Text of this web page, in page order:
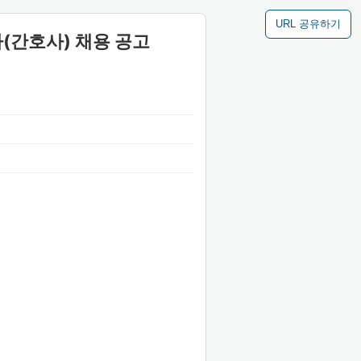
URL 공유하기
간호사) 채용 공고